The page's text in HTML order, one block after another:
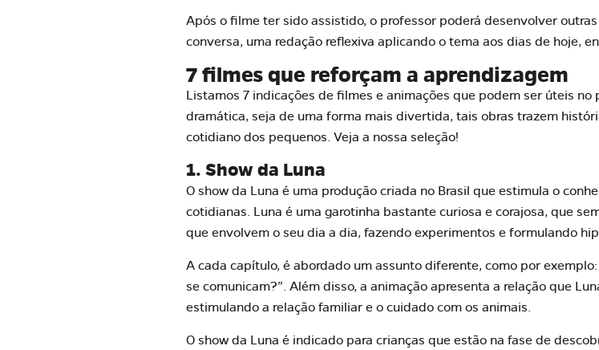
Após o filme ter sido assistido, o professor poderá desenvolver
conversa, uma redação reflexiva aplicando o tema aos dias de hoje,
7 filmes que reforçam a aprendizagem
Listamos 7 indicações de filmes e animações que podem ser úteis no
dramática, seja de uma forma mais divertida, tais obras trazem
cotidiano dos pequenos. Veja a nossa seleção!
1. Show da Luna
O show da Luna é uma produção criada no Brasil que estimula o
cotidianas. Luna é uma garotinha bastante curiosa e corajosa, que
que envolvem o seu dia a dia, fazendo experimentos e formulando
A cada capítulo, é abordado um assunto diferente, como por
se comunicam?”. Além disso, a animação apresenta a relação que
estimulando a relação familiar e o cuidado com os animais.
O show da Luna é indicado para crianças que estão na fase de